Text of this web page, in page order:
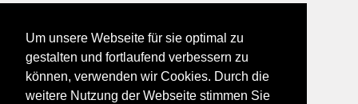
Um unsere Webseite für sie optimal zu
gestalten und fortlaufend verbessern zu
können, verwenden wir Cookies. Durch die
weitere Nutzung der Webseite stimmen Sie